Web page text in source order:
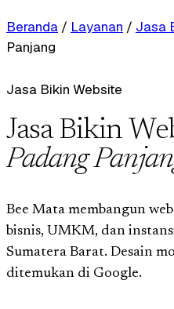
Beranda / Layanan / Jasa
Panjang
Jasa Bikin Website
Jasa Bikin
Padang
Bee Mata membangun
bisnis, UMKM, dan
Sumatera Barat. Desain
ditemukan di Google.